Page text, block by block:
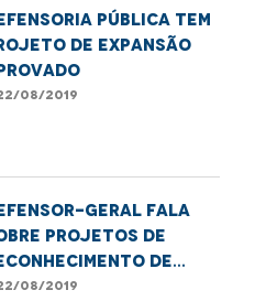
Pública tem
de expansão
08/2019
geral fala
projetos de
de
da
08/2019